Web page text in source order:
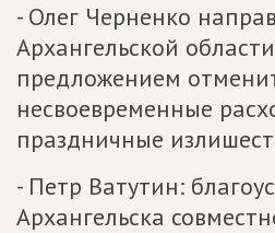
- Олег Черненко
Архангельской
предложением
несвоевременные
праздничные
- Петр Ватутин:
Архангельска